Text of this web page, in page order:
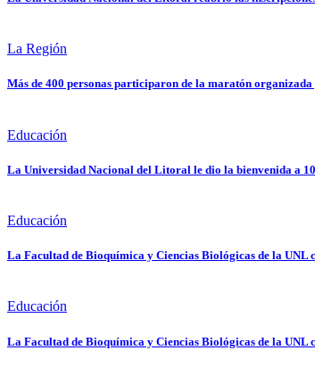
La Región
Más de 400 personas participaron de la maratón
Educación
La Universidad Nacional del Litoral le dio la bienvenida a
Educación
La Facultad de Bioquímica y Ciencias Biológicas de la UNL
Educación
La Facultad de Bioquímica y Ciencias Biológicas de la UNL